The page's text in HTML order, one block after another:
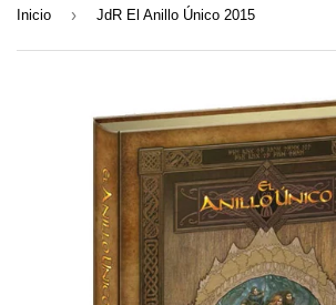
Inicio › JdR El Anillo Único 2015